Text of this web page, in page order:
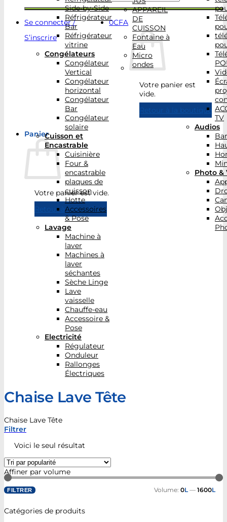
Se connecter /
S’inscrire
0CFA
Votre panier est
vide.
Retour à la boutique
Panier
Votre panier est vide.
Retour à la boutique
Side-by-Side
Réfrigérateur
Bar
Réfrigérateur
vitrine
Congélateurs
Congélateur
Vertical
Congélateur
horizontal
Congélateur
Bar
Congélateur
solaire
Cuisson et
Encastrable
Cuisinière
Four &
encastrable
plaques de
cuisson
Hotte
Accessoires
& Pose
Lavage
Machine à
laver
Machines à
laver
séchantes
Sèche Linge
Lave
vaisselle
Chauffe-eau
Accessoire &
Pose
Electricité
Régulateur
Onduleur
Rallonges
Électriques
APPAREIL
DE
CUISSON
Fontaine à
Eau
Micro
ondes
TV
Audios
Photo &
Chaise Lave Tête
Chaise Lave Tête
Filtrer
Voici le seul résultat
Affiner par volume
FILTRER Volume: 0L — 1600L
Catégories de produits